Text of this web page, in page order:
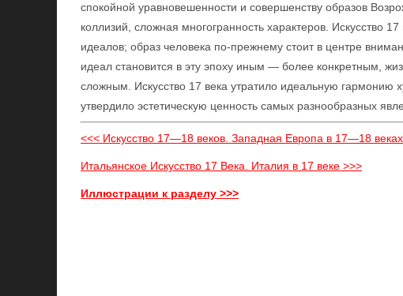
спокойной уравновешенности и совершенству образов
коллизий, сложная многогранность характеров. Искусство
идеалов; образ человека по-прежнему стоит в центре
идеал становится в эту эпоху иным — более конкретным,
сложным. Искусство 17 века утратило идеальную гармонию
утвердило эстетическую ценность самых разнообразных
<<< Искусство 17—18 веков. Западная Европа в 17—18 веках.
Итальянское Искусство 17 Века. Италия в 17 веке >>>
Иллюстрации к разделу >>>